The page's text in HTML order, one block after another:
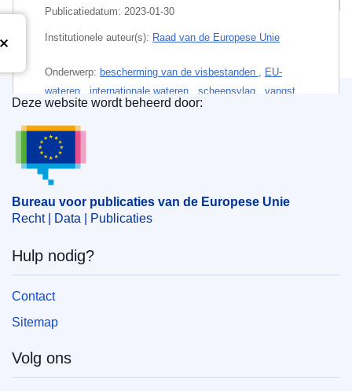
Publicatiedatum: 2023-01-30
Institutionele auteur(s): Raad van de Europese Unie
Onderwerp: bescherming van de visbestanden , EU-
wateren
internationale wateren scheepsvlag
vangst
per soort ,vangstquota,visrecht ,
visserijzone
CELEX : 32023R0194
ELI :
OJ : JOL_2023_028_R_0001
EDITION : 4b125325-5d21-11ee-9220-01aa75ed71a1
EDITION : f8ceb5bf-b9f0-11ee-b164-01aa75ed71a1
EDITION : 0689c96b-db4a-11ee-b9d9-01aa75ed71a1
EDITION : b4f99804-a101-11ef-85f0-01aa75ed71a1
Bureau voor publicaties van de Europese Unie
Deze website wordt beheerd door:
Bureau voor publicaties van de Europese Unie
Recht | Data | Publicaties
Hulp nodig?
Contact
Sitemap
Volg ons